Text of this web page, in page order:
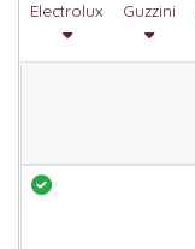
Electrolux Guzzini